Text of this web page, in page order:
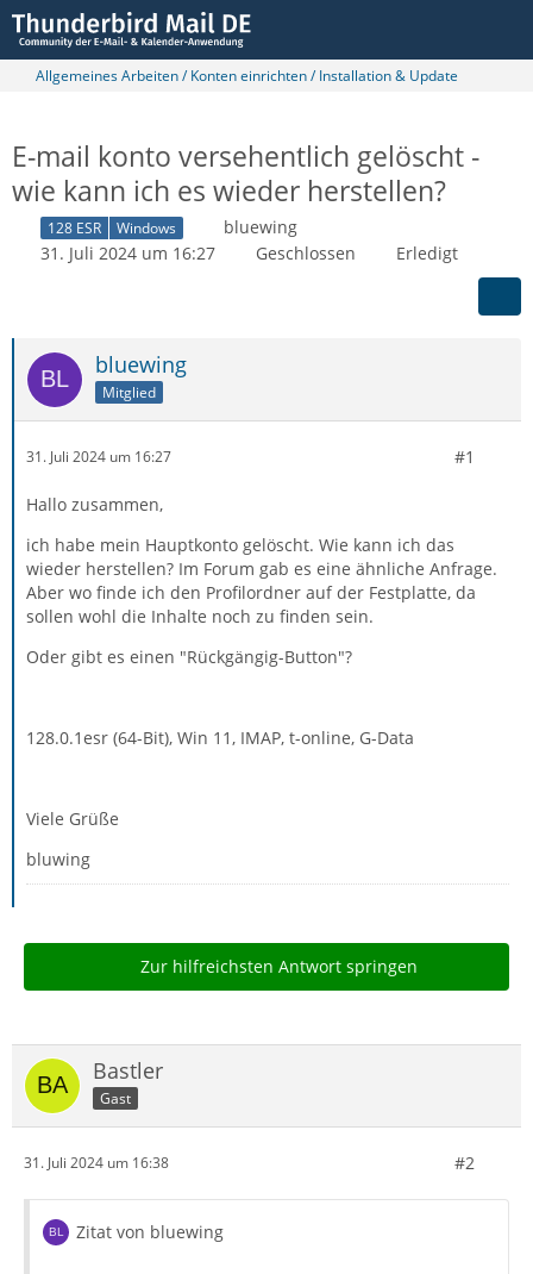
Allgemeines Arbeiten / Konten einrichten / Installation & Update
E-mail konto versehentlich gelöscht -
wie kann ich es wieder herstellen?
128 ESR Windows
bluewing
31. Juli 2024 um 16:27
Geschlossen Erledigt
bluewing
Mitglied
31. Juli 2024 um 16:27 #1
Hallo zusammen,
ich habe mein Hauptkonto gelöscht. Wie kann ich das
wieder herstellen? Im Forum gab es eine ähnliche Anfrage.
Aber wo finde ich den Profilordner auf der Festplatte, da
sollen wohl die Inhalte noch zu finden sein.
Oder gibt es einen "Rückgängig-Button"?
128.0.1esr (64-Bit), Win 11, IMAP, t-online, G-Data
Viele Grüße
bluwing
Zur hilfreichsten Antwort springen
Bastler
Gast
31. Juli 2024 um 16:38 #2
Zitat von bluewing